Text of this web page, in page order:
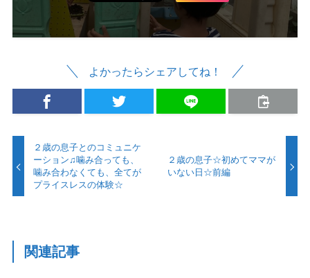
よかったらシェアしてね！
２歳の息子とのコミュニケ
ーション♫噛み合っても、
噛み合わなくても、全てが
プライスレスの体験☆
２歳の息子☆初めてママが
いない日☆前編
関連記事